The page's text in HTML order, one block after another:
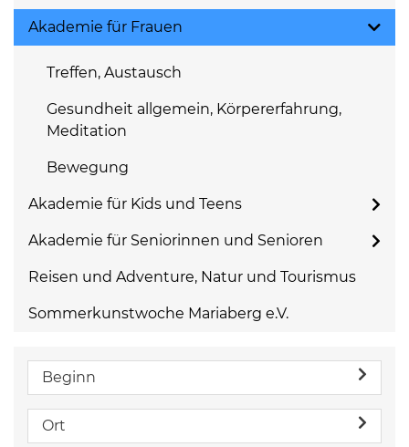
Akademie für Frauen
Treffen, Austausch
Gesundheit allgemein, Körpererfahrung,
Meditation
Bewegung
Akademie für Kids und Teens
Akademie für Seniorinnen und Senioren
Reisen und Adventure, Natur und Tourismus
Sommerkunstwoche Mariaberg e.V.
Beginn
Ort